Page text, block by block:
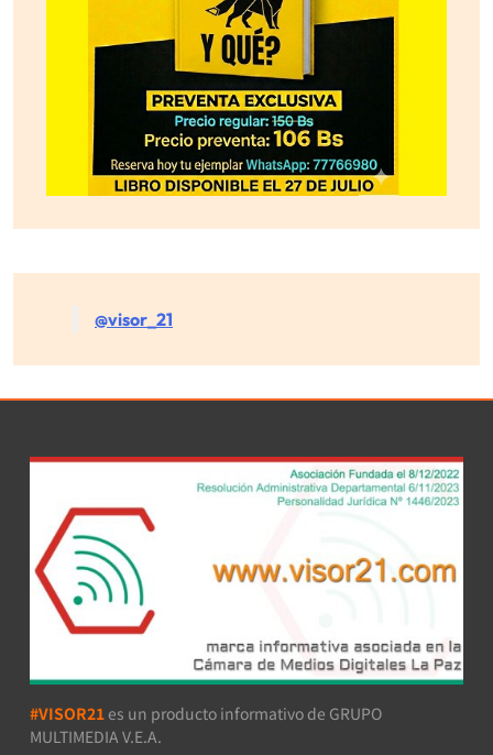
@visor_21
#VISOR21 es un producto informativo de GRUPO
MULTIMEDIA V.E.A.